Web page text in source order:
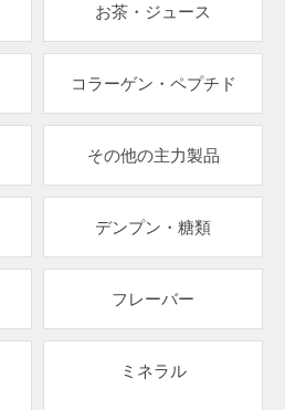
お茶・ジュース
コラーゲン・ペプチド
その他の主力製品
デンプン・糖類
フレーバー
ミネラル